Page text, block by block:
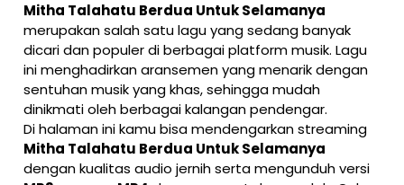
Mitha Talahatu Berdua Untuk Selamanya
merupakan salah satu lagu yang sedang banyak
dicari dan populer di berbagai platform musik. Lagu
ini menghadirkan aransemen yang menarik dengan
sentuhan musik yang khas, sehingga mudah
dinikmati oleh berbagai kalangan pendengar.
Di halaman ini kamu bisa mendengarkan streaming
Mitha Talahatu Berdua Untuk Selamanya
dengan kualitas audio jernih serta mengunduh versi